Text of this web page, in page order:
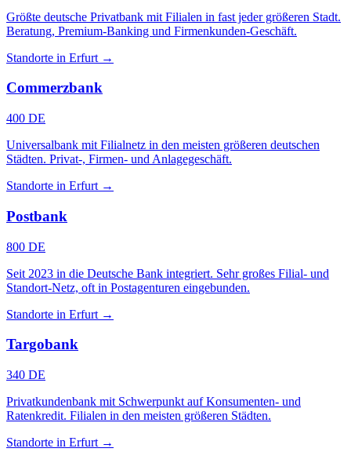
Größte deutsche Privatbank mit Filialen in fast jeder größeren Stadt.
Beratung, Premium-Banking und Firmenkunden-Geschäft.
Standorte in Erfurt →
Commerzbank
400 DE
Universalbank mit Filialnetz in den meisten größeren deutschen
Städten. Privat-, Firmen- und Anlagegeschäft.
Standorte in Erfurt →
Postbank
800 DE
Seit 2023 in die Deutsche Bank integriert. Sehr großes Filial- und
Standort-Netz, oft in Postagenturen eingebunden.
Standorte in Erfurt →
Targobank
340 DE
Privatkundenbank mit Schwerpunkt auf Konsumenten- und
Ratenkredit. Filialen in den meisten größeren Städten.
Standorte in Erfurt →